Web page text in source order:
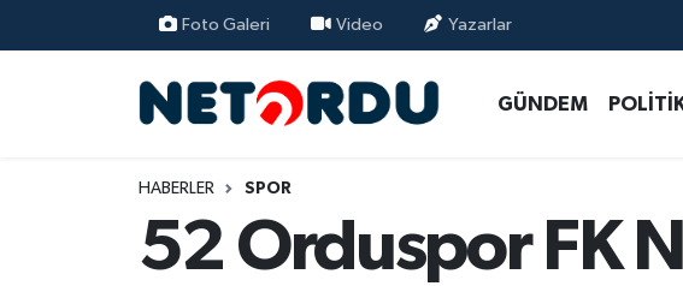
Foto Galeri Video Yazarlar
GÜNDEM
HABERLER SPOR
52 Orduspor FK
BİLİM-TEKNİK
Nöbetçi Eczaneler
Trafik Durumu